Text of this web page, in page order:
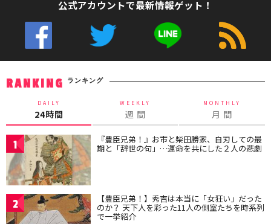
公式アカウントで最新情報ゲット！
RANKING ランキング
DAILY
24時間
WEEKLY
週 間
MONTHLY
月 間
1 『豊臣兄弟！』お市と柴田勝家、自刃しての最
期と「辞世の句」…運命を共にした２人の悲劇
2 【豊臣兄弟！】秀吉は本当に「女狂い」だった
のか？ 天下人を彩った11人の側室たちを時系列
で一挙紹介